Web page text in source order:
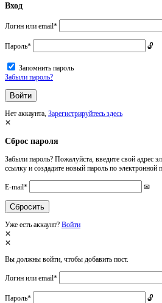
Вход
Логин или email*
Пароль*
Запомнить пароль
Забыли пароль?
Нет аккаунта, Зарегистрируйтесь здесь
Сброс пароля
Забыли пароль? Пожалуйста, введите свой адрес
ссылку и создадите новый пароль по электронной
E-mail*
Уже есть аккаунт? Войти
Вы должны войти, чтобы добавить пост.
Логин или email*
Пароль*